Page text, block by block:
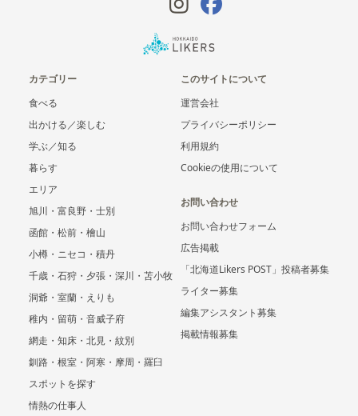
カテゴリー
食べる
出かける／楽しむ
学ぶ／知る
暮らす
エリア
旭川・富良野・士別
函館・松前・檜山
小樽・ニセコ・積丹
千歳・石狩・夕張・深川・苫小牧
洞爺・室蘭・えりも
稚内・留萌・音威子府
網走・知床・北見・紋別
釧路・根室・阿寒・摩周・羅臼
スポットを探す
情熱の仕事人
このサイトについて
運営会社
プライバシーポリシー
利用規約
Cookieの使用について
お問い合わせ
お問い合わせフォーム
広告掲載
「北海道Likers POST」投稿者募集
ライター募集
編集アシスタント募集
掲載情報募集